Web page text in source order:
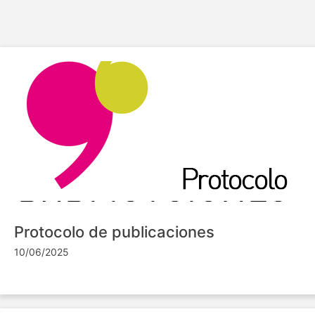
Protocolo de publicaciones
10/06/2025